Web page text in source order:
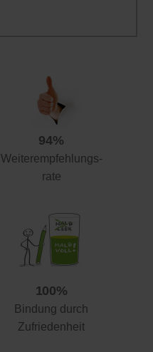
94%
Weiterempfehlungs-
rate
100%
Bindung durch
Zufriedenheit